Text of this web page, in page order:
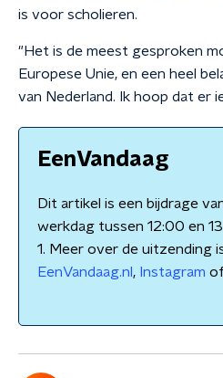
is voor scholieren.
"Het is de meest gesproken
Europese Unie, en een heel
van Nederland. Ik hoop dat er
EenVandaag
Dit artikel is een bijdrage
werkdag tussen 12:00 en
1. Meer over de uitzending
EenVandaag.nl , Instagram